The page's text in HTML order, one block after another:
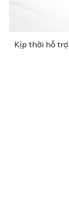
Kịp thời hỗ